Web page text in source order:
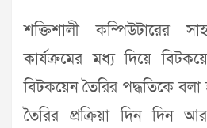
শক্তিশালী কম্পিউটারের
কার্যক্রমের মধ্য দিয়ে
বিটকয়েন তৈরির পদ্ধতিকে বলা
তৈরির প্রক্রিয়া দিন দিন